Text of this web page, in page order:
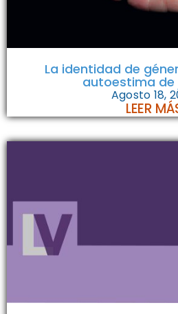
La identidad de
autoestima de
Agosto 18,
LEER